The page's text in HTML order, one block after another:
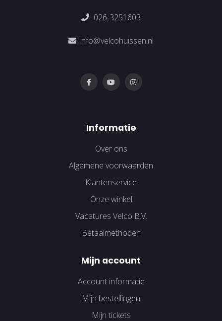
026-3251603
Info@velcohuissen.nl
Informatie
Over ons
Algemene voorwaarden
Klantenservice
Onze winkel
Vacatures Velco B.V.
Betaalmethoden
Mijn account
Account informatie
Mijn bestellingen
Mijn tickets